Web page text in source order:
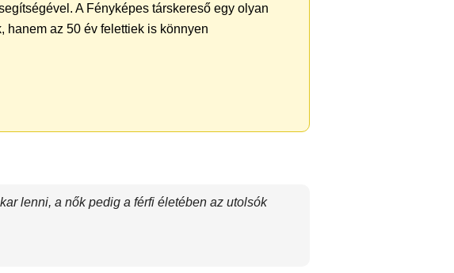
A Fényképes társkereső egy olyan
hanem az 50 év felettiek is könnyen
lenni, a nők pedig a férfi életében az utolsók